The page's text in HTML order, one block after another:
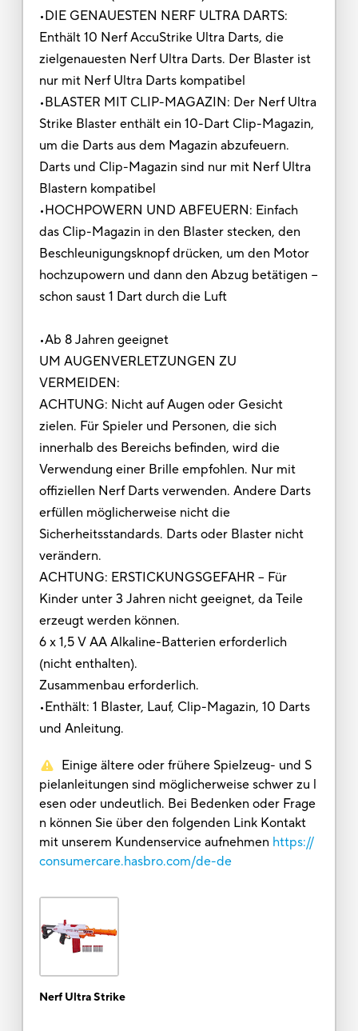
•DIE GENAUESTEN NERF ULTRA DARTS:
Enthält 10 Nerf AccuStrike Ultra Darts, die
zielgenauesten Nerf Ultra Darts. Der Blaster ist
nur mit Nerf Ultra Darts kompatibel
•BLASTER MIT CLIP-MAGAZIN: Der Nerf Ultra
Strike Blaster enthält ein 10-Dart Clip-Magazin,
um die Darts aus dem Magazin abzufeuern.
Darts und Clip-Magazin sind nur mit Nerf Ultra
Blastern kompatibel
•HOCHPOWERN UND ABFEUERN: Einfach
das Clip-Magazin in den Blaster stecken, den
Beschleunigungsknopf drücken, um den Motor
hochzupowern und dann den Abzug betätigen −
schon saust 1 Dart durch die Luft
•Ab 8 Jahren geeignet
UM AUGENVERLETZUNGEN ZU
VERMEIDEN:
ACHTUNG: Nicht auf Augen oder Gesicht
zielen. Für Spieler und Personen, die sich
innerhalb des Bereichs befinden, wird die
Verwendung einer Brille empfohlen. Nur mit
offiziellen Nerf Darts verwenden. Andere Darts
erfüllen möglicherweise nicht die
Sicherheitsstandards. Darts oder Blaster nicht
verändern.
ACHTUNG: ERSTICKUNGSGEFAHR – Für
Kinder unter 3 Jahren nicht geeignet, da Teile
erzeugt werden können.
6 x 1,5 V AA Alkaline-Batterien erforderlich
(nicht enthalten).
Zusammenbau erforderlich.
•Enthält: 1 Blaster, Lauf, Clip-Magazin, 10 Darts
und Anleitung.
Einige ältere oder frühere Spielzeug- und S
pielanleitungen sind möglicherweise schwer zu l
esen oder undeutlich. Bei Bedenken oder Frage
n können Sie über den folgenden Link Kontakt
mit unserem Kundenservice aufnehmen https://
consumercare.hasbro.com/de-de
Nerf Ultra Strike